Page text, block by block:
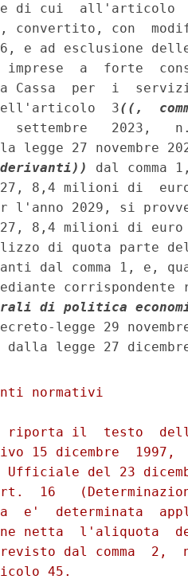
di cui  all'articolo
convertito, con
e ad esclusione
a  forte
Cassa  per  i
3((,
settembre   2023,
legge 27 novembre
dal
8,4 milioni di
l'anno 2029, si
8,4 milioni di euro
di quota parte
dal comma 1, e,
di politica
legge 29
normativi
riporta il  testo
15 dicembre  1997,
Ufficiale del 23
16
e'  determinata
netta  l'aliquota
dal comma  2,
45.